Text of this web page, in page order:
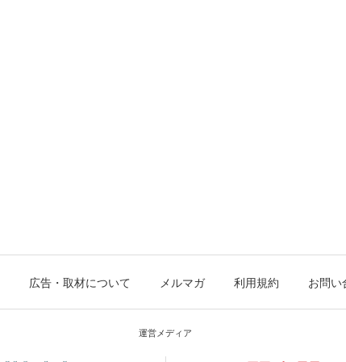
広告・取材について メルマガ 利用規約 お問い
運営メディア